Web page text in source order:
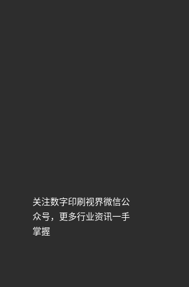
关注数字印刷视界微信公
众号，更多行业资讯一手
掌握